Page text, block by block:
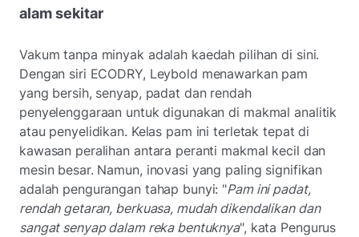
alam sekitar
Vakum tanpa minyak adalah kaedah pilihan di sini.
Dengan siri ECODRY, Leybold menawarkan pam
yang bersih, senyap, padat dan rendah
penyelenggaraan untuk digunakan di makmal analitik
atau penyelidikan. Kelas pam ini terletak tepat di
kawasan peralihan antara peranti makmal kecil dan
mesin besar. Namun, inovasi yang paling signifikan
adalah pengurangan tahap bunyi: "Pam ini padat,
rendah getaran, berkuasa, mudah dikendalikan dan
sangat senyap dalam reka bentuknya", kata Pengurus